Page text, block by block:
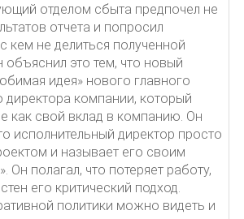
отделом сбыта предпочел не
отчета и попросил
кем не делиться полученной
это тем, что новый
идея» нового главного
директора компании, который
как свой вклад в компанию. Он
исполнительный директор просто
и называет его своим
Он полагал, что потеряет работу,
его критический подход.
политики можно видеть и